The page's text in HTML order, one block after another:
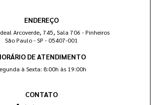
ENDEREÇO
Arcoverde, 745, Sala 706 - Pinheiros
São Paulo - SP - 05407-001
DE ATENDIMENTO
à Sexta: 8:00h às 19:00h
CONTATO